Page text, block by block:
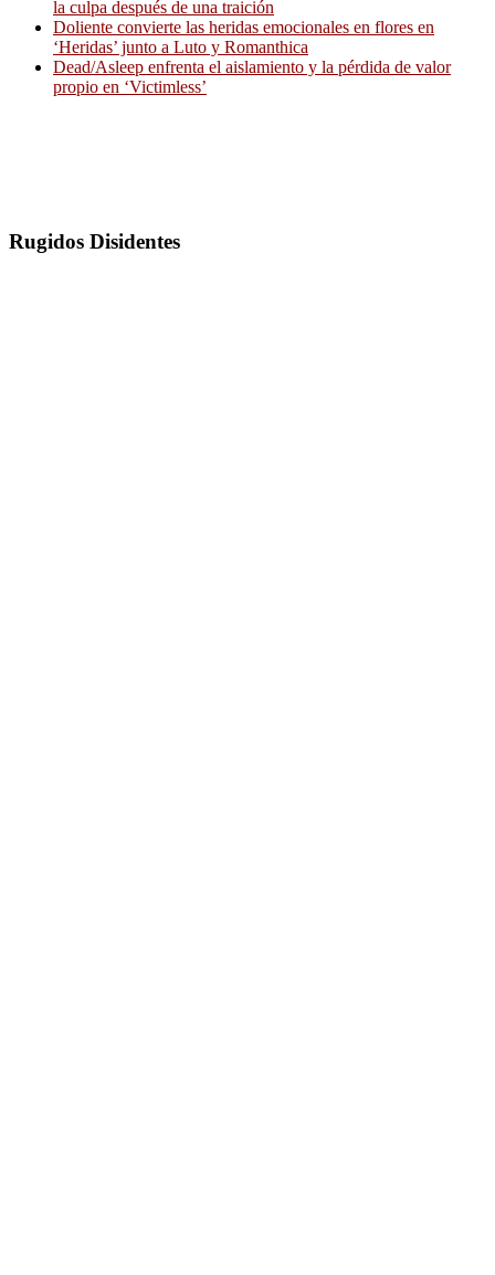
la culpa después de una traición
Doliente convierte las heridas emocionales en flores en
‘Heridas’ junto a Luto y Romanthica
Dead/Asleep enfrenta el aislamiento y la pérdida de valor
propio en ‘Victimless’
Rugidos Disidentes